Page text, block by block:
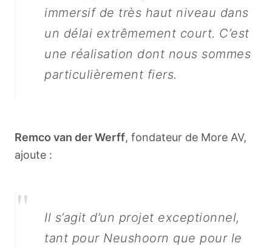
immersif de très haut niveau dans
un délai extrêmement court. C’est
une réalisation dont nous sommes
particulièrement fiers.
Remco van der Werff, fondateur de More AV,
ajoute :
"
Il s’agit d’un projet exceptionnel,
tant pour Neushoorn que pour le